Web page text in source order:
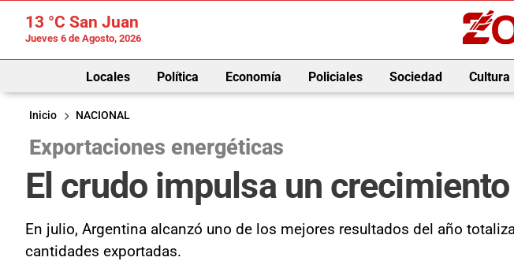
13 °C San Juan
Jueves 6 de Agosto, 2026
Locales Política Economía Policiales Sociedad Cultura
Inicio
NACIONAL
Exportaciones energéticas
El crudo impulsa un
En julio, Argentina alcanzó uno de los mejores resultados del año
cantidades exportadas.